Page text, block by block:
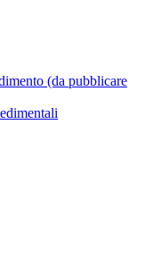
(da pubblicare